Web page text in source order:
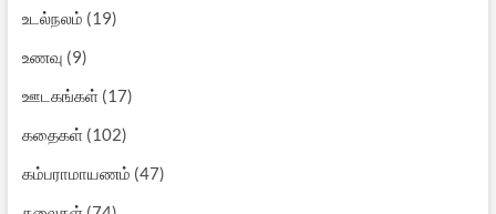
உடல்நலம் (19)
உணவு (9)
ஊடகங்கள்(17)
கதைகள்(102)
கம்பராமாயணம் (47)